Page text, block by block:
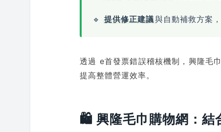
🔹 提供修正建議與自動補救方案
透過 e首發票錯誤稽核機制，興隆毛
提高整體營運效率。
🛍 興隆毛巾購物網：結